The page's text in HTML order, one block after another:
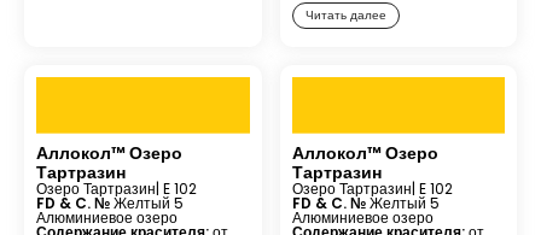
Читать далее
Аллокол™ Озеро
Тартразин
Озеро Тартразин| E 102
FD & C. №Желтый 5
Алюминиевое озеро
Аллокол™ Озеро
Тартразин
Озеро Тартразин| E 102
FD & C. №Желтый 5
Алюминиевое озеро